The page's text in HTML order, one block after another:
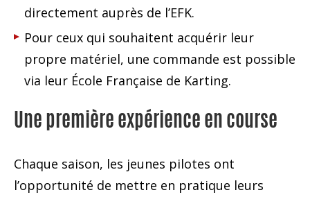
directement auprès de l’EFK.
Pour ceux qui souhaitent acquérir leur
propre matériel, une commande est possible
via leur École Française de Karting.
Une première expérience en course
Chaque saison, les jeunes pilotes ont
l’opportunité de mettre en pratique leurs